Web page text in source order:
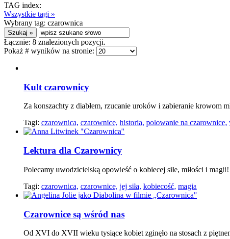
TAG index:
Wszystkie tagi »
Wybrany tag: czarownica
Łącznie: 8 znalezionych pozycji.
Pokaż # wyników na stronie:
Kult czarownicy
Za konszachty z diabłem, rzucanie uroków i zabieranie krowom
Tagi: czarownica, czarownice, historia, polowanie na czarownice,
Lektura dla Czarownicy
Polecamy uwodzicielską opowieść o kobiecej sile, miłości i magii!
Tagi: czarownica, czarownice, jej siła, kobiecość, magia
Czarownice są wśród nas
Od XVI do XVII wieku tysiące kobiet zginęło na stosach z